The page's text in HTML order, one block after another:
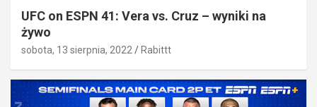
UFC on ESPN 41: Vera vs. Cruz – wyniki na
żywo
sobota, 13 sierpnia, 2022 Rabittt